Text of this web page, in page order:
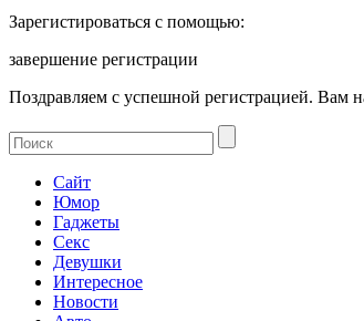
Зарегистироваться с помощью:
завершение регистрации
Поздравляем с успешной регистрацией. Вам
Сайт
Юмор
Гаджеты
Секс
Девушки
Интересное
Новости